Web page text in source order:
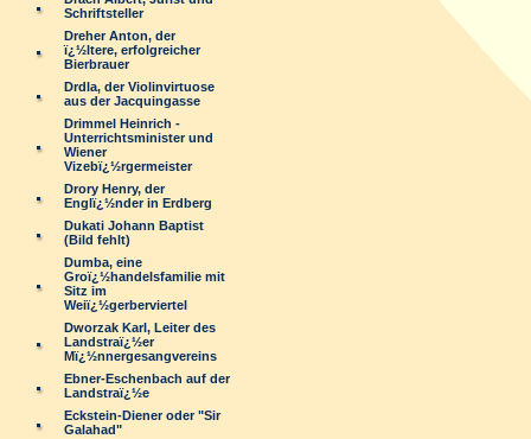
Schriftsteller
Dreher Anton, der
ï¿½ltere, erfolgreicher
Bierbrauer
Drdla, der Violinvirtuose
aus der Jacquingasse
Drimmel Heinrich -
Unterrichtsminister und
Wiener
Vizebï¿½rgermeister
Drory Henry, der
Englï¿½nder in Erdberg
Dukati Johann Baptist
(Bild fehlt)
Dumba, eine
Groï¿½handelsfamilie mit
Sitz im
Weiï¿½gerberviertel
Dworzak Karl, Leiter des
Landstraï¿½er
Mï¿½nnergesangvereins
Ebner-Eschenbach auf der
Landstraï¿½e
Eckstein-Diener oder "Sir
Galahad"